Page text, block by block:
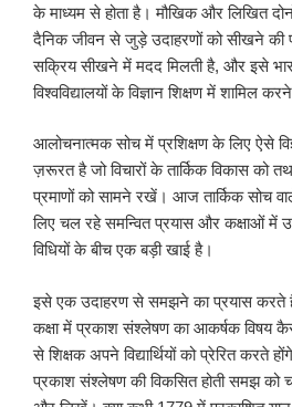
के माध्यम से होता है। मौखिक और लिखित
दैनिक जीवन से जुड़े उदाहरणों को सीखने की
सक्रिय सीखने में मदद मिलती है, और इसे
विश्वविद्यालयों के विज्ञान शिक्षण में शामिल
आलोचनात्मक सोच में प्रशिक्षण के लिए ऐसे
ज़रूरत है जो विचारों के तार्किक विकास को
प्रमाणों को सामने रखें। आज तार्किक सोच
लिए चल रहे समन्वित प्रयास और कक्षाओं में
विधियों के बीच एक बड़ी खाई है।
इसे एक उदाहरण से समझने का प्रयास करते हैं
कक्षा में प्रकाश संश्लेषण का आकर्षक विषय
से शिक्षक अपने विद्यार्थियों को प्रेरित करते
प्रकाश संश्लेषण की विकसित होती समझ को